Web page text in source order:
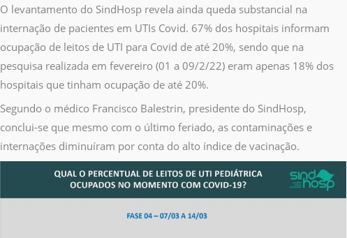
O levantamento do SindHosp revela ainda queda substancial na
internação de pacientes em UTIs Covid. 67% dos hospitais informam
ocupação de leitos de UTI para Covid de até 20%, sendo que na
pesquisa realizada em fevereiro (01 a 09/2/22) eram apenas 18% dos
hospitais que tinham ocupação de até 20%.
Segundo o médico Francisco Balestrin, presidente do SindHosp,
conclui-se que mesmo com o último feriado, as contaminações e
internações diminuíram por conta do alto índice de vacinação.